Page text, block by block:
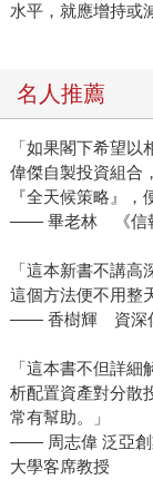
水平，就應增持或
名人推薦
「如果閣下希望
偉傑自製投資組合
『全天候策略』，
—— 畢老林 《信
「這本新書不講
這個方法便不用整
—— 香樹輝 資深
「這本書不但詳
析配置資產對分散
常有幫助。」
—— 周志偉 泛亞創
大學客席教授